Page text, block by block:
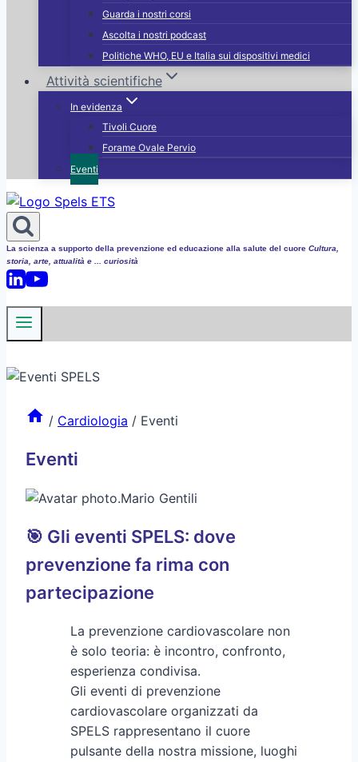
Guarda i nostri corsi
Ascolta i nostri podcast
Politiche WHO, EU e Italia sui dispositivi medici
Attività scientifiche
In evidenza
Tivoli Cuore
Forame Ovale Pervio
Eventi
La scienza a supporto della prevenzione ed educazione alla salute del cuore Cultura,
storia, arte, attualità e ... curiosità
/ Cardiologia / Eventi
Eventi
.Mario Gentili
🎯 Gli eventi SPELS: dove
prevenzione fa rima con
partecipazione
La prevenzione cardiovascolare non
è solo teoria: è incontro, confronto,
esperienza condivisa.
Gli eventi di prevenzione
cardiovascolare organizzati da
SPELS rappresentano il cuore
pulsante della nostra missione, luoghi